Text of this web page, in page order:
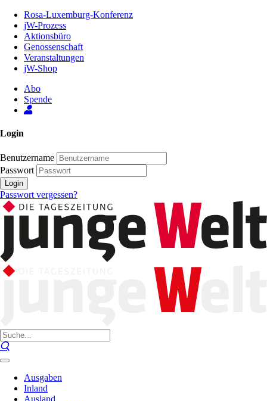
Inhalt
Seite
Rosa-Luxemburg-Konferenz
jW-Prozess
Aktionsbüro
Genossenschaft
Veranstaltungen
jW-Shop
Abo
Spende
Login
Benutzername
Passwort
Login
Passwort vergessen?
Ausgaben
Inland
Ausland